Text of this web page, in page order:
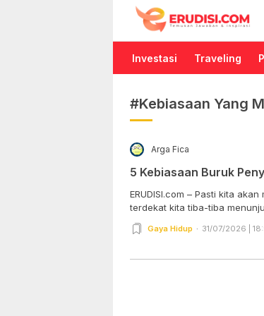
Erudisi
Temukan Jawaban dan
Investasi Traveling
#Kebiasaan Yang
Arga Fica
5 Kebiasaan Buruk
ERUDISI.com – Pasti kita
terdekat kita tiba-tiba
Gaya Hidup 31/07/2026 |